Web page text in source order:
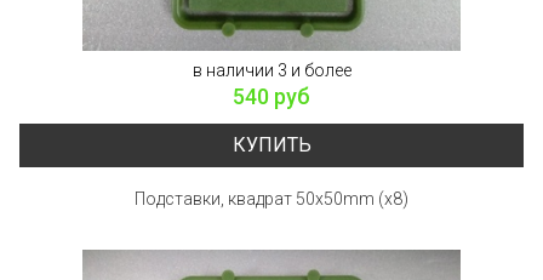
в наличии 3 и более
540 руб
КУПИТЬ
Подставки, квадрат 50x50mm (x8)